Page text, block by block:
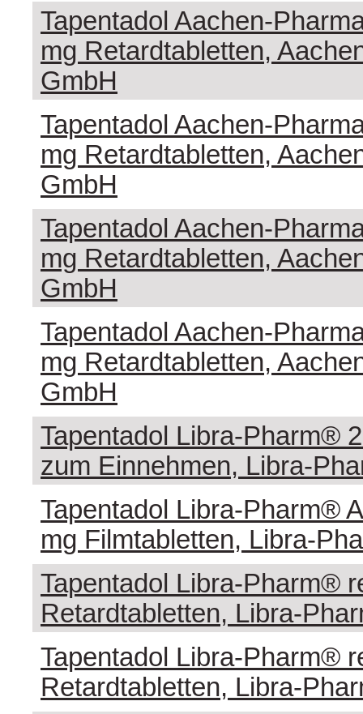
Tapentadol Aachen-
mg Retardtabletten,
GmbH
Tapentadol Aachen-
mg Retardtabletten,
GmbH
Tapentadol Aachen-
mg Retardtabletten,
GmbH
Tapentadol Aachen-
mg Retardtabletten,
GmbH
Tapentadol Libra-Pharm®
zum Einnehmen, Libra-
Tapentadol Libra-Pharm®
mg Filmtabletten, Libra-
Tapentadol Libra-Pharm®
Retardtabletten, Libra-
Tapentadol Libra-Pharm®
Retardtabletten, Libra-